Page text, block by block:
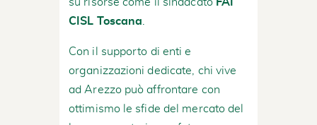
CISL Toscana
Con il supporto di enti e
organizzazioni dedicate, chi vive
ad Arezzo può affrontare con
ottimismo le sfide del mercato del